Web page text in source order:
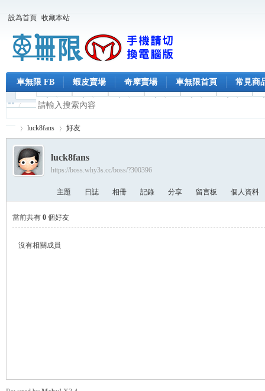
設為首頁 收藏本站
車無限 FB 蝦皮賣場 奇摩賣場 車無限首頁 常見商
›
luck8fans 好友
luck8fans
https://boss.why3s.cc/boss/?300396
主題 日誌 相冊 記錄 分享 留言板 個人資料
當前共有 0 個好友
沒有相關成員